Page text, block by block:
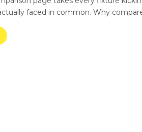
faced in common. Why